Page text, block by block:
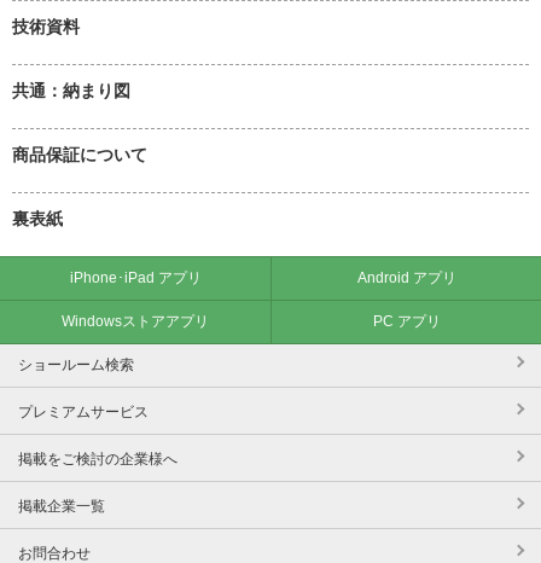
技術資料
共通：納まり図
商品保証について
裏表紙
iPhone･iPad アプリ Android アプリ
Windowsストアアプリ PC アプリ
ショールーム検索
プレミアムサービス
掲載をご検討の企業様へ
掲載企業一覧
お問合わせ